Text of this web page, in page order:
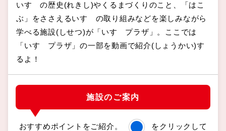
いすゞの歴史(れきし)やくるまづくりのこと、「はこ
ぶ」をささえるいすゞの取り組みなどを楽しみながら
学べる施設(しせつ)が「いすゞプラザ」。ここでは
「いすゞプラザ」の一部を動画で紹介(しょうかい)す
るよ！
施設のご案内
おすすめポイントをご紹介。
をクリックして